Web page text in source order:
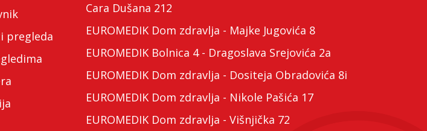
pregleda
Cara Dušana 212
EUROMEDIK Dom zdravlja - Majke Jugovića 8
EUROMEDIK Bolnica 4 - Dragoslava Srejovića 2a
EUROMEDIK Dom zdravlja - Dositeja Obradovića 8i
EUROMEDIK Dom zdravlja - Nikole Pašića 17
EUROMEDIK Dom zdravlja - Višnjička 72